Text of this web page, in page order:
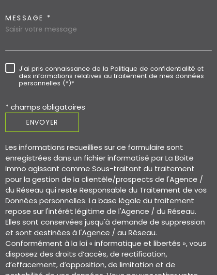
MESSAGE *
J'ai pris connaissance de la Politique de confidentialité et
des informations relatives au traitement de mes données
personnelles (*)*
* champs obligatoires
ENVOYER
Les informations recueillies sur ce formulaire sont
enregistrées dans un fichier informatisé par La Boite
Immo agissant comme Sous-traitant du traitement
pour la gestion de la clientèle/prospects de l'Agence /
du Réseau qui reste Responsable du Traitement de vos
Données personnelles. La base légale du traitement
repose sur l'intérêt légitime de l'Agence / du Réseau.
Elles sont conservées jusqu'à demande de suppression
et sont destinées à l'Agence / au Réseau.
Conformément à la loi « informatique et libertés », vous
disposez des droits d’accès, de rectification,
d’effacement, d’opposition, de limitation et de